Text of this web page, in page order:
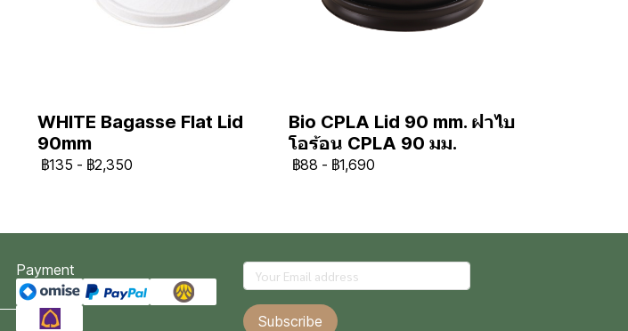
WHITE Bagasse Flat Lid
90mm
฿135 - ฿2,350
Bio CPLA Lid 90 mm. ฝาไบ
โอร้อน CPLA 90 มม.
฿88 - ฿1,690
Payment
Subscribe